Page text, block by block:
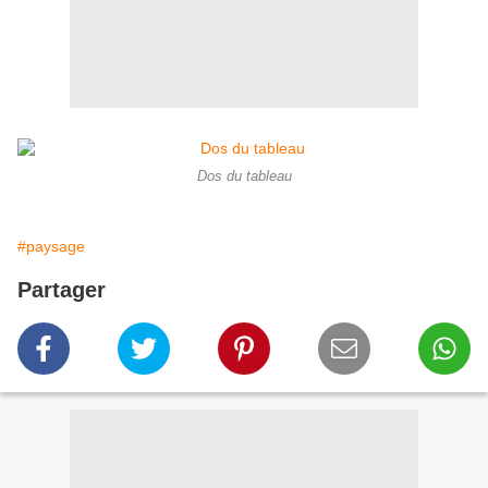
Dos du tableau
#paysage
Partager